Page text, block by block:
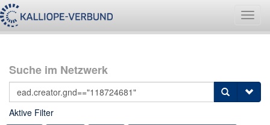
Suche im Netzwerk
Aktive Filter